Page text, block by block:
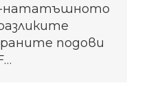
нататъшното
подови